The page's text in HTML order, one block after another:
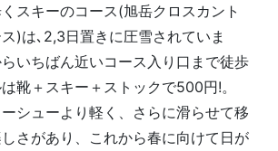
スキーのコース(旭岳クロスカント
)は､2,3日置きに圧雪されていま
いちばん近いコース入り口まで徒歩
靴＋スキー＋ストックで500円!。
シューより軽く、さらに滑らせて移
さがあり、これから春に向けて日が